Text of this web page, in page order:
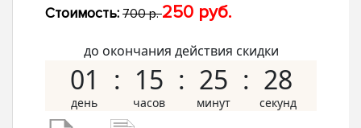
Стоимость: 700 р.250 руб.
до окончания действия скидки
01 15 25 27